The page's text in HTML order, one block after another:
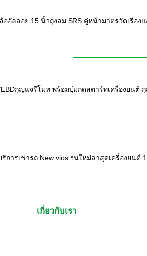
ออัลลอย 15 นิ้วถุงลม SRS คู่หน้ามาตรวัดเรือ
EBDกุญแจรีโมท พร้อมปุ่มกดสตาร์ทเครื่องยน
การเช่ารถ New vios รุ่นใหม่ล่าสุดเครื่องยน
เกี่ยวกับเรา